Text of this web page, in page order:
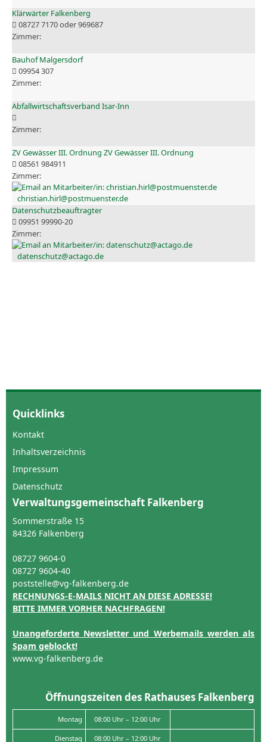
Klärwärter Falkenberg
08727 7170 oder 969687
Bauhof Malgersdorf
09954 307
Abfallwirtschaftsverband Isar-Inn
ZV Gewässer III. Ordnung ZV Gewässer III. Ordnung
08561 984911
christian.hirl@postmuenster.de
Datenschutzbeauftragter
09951 99990-20
datenschutz@actago.de
Quicklinks
Kontakt
Inhaltsverzeichnis
Impressum
Datenschutz
Verwaltungsgemeinschaft Falkenberg
Sommerstraße 15
84326 Falkenberg
08727 9604-0
08727 9604-40
poststelle@vg-falkenberg.de
RECHNUNGS-E-MAILS NICHT AN DIESE ADRESSE!
BITTE IMMER VORHER NACHFRAGEN!
Unangeforderte Newsletter und Werbemails werden als
Spam geblockt!
www.vg-falkenberg.de
Öffnungszeiten des Rathauses Falkenberg
Montag 08:00 Uhr – 12:00 Uhr
Dienstag 08:00 Uhr – 12:00 Uhr